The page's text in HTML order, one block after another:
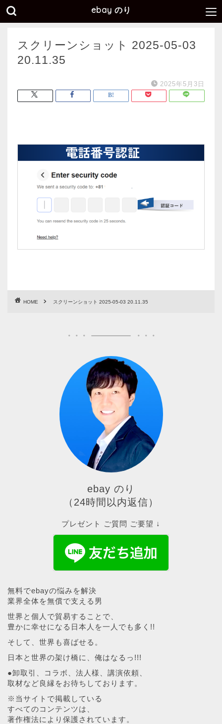
ebay のり
スクリーンショット 2025-05-03
20.11.35
2025年5月3日
HOME スクリーンショット 2025-05-03 20.11.35
ebay のり
（24時間以内返信）
プレゼント ご質問 ご要望 ↓
無料でebayの悩みを解決
業界全体を無償で支える男
世界と個人で貿易することで、
豊かに幸せになる日本人を一人でも多く!!
そして、世界も喜ばせる。
日本と世界の架け橋に、俺はなるっ!!!
●卸取引、コラボ、法人様、講演依頼、
取材など良縁をお待ちしております。
※当サイトで掲載している
すべてのコンテンツは、
著作権法により保護されています。